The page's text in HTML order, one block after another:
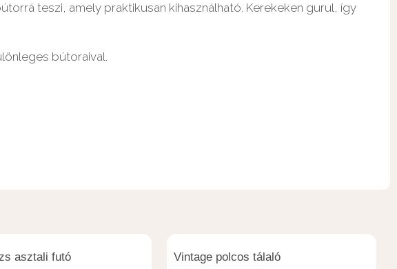
teszi, amely praktikusan kihasználható. Kerekeken gurul, így
bútoraival.
asztali futó Vintage polcos tálaló